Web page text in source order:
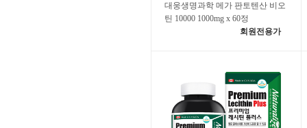
대웅생명과학 메가 판토텐산 비오
틴 10000 1000mg x 60정
회원전용가